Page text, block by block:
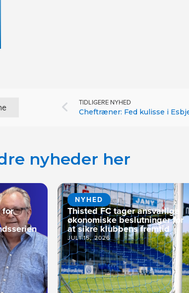
TIDLIGERE NYHED
Cheftræner: Fed kulisse i
nyheder her
NYHED
Thisted FC tager ansvarlige
økonomiske beslutninger for
at sikre klubbens fremtid
JULI 15, 2026